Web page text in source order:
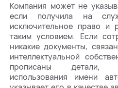
Компания может не
если получила на
исключительное право и
таким условием. Если
никакие документы,
интеллектуальной
прописаны детали,
использования имени